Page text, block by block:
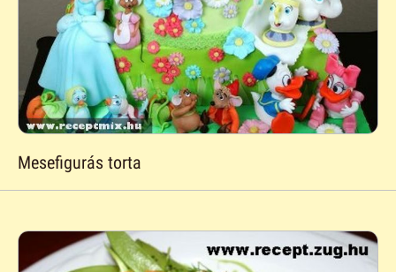
Mesefigurás torta